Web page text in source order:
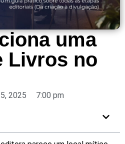
uma
Livros no
2025 7:00 pm